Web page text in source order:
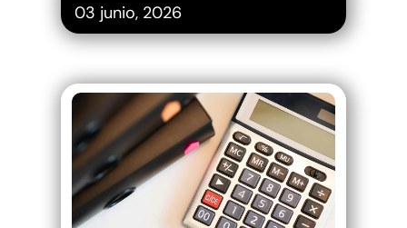
03 junio, 2026
Registros